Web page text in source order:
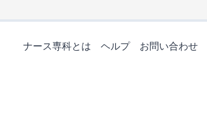
ナース専科とは ヘルプ お問い合わせ